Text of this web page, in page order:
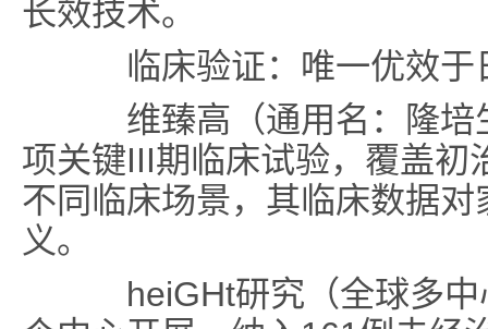
长效技术。
临床验证：唯一优效于
维臻高（通用名：隆培
项关键III期临床试验，覆盖初
不同临床场景，其临床数据
义。
heiGHt研究（全球多中